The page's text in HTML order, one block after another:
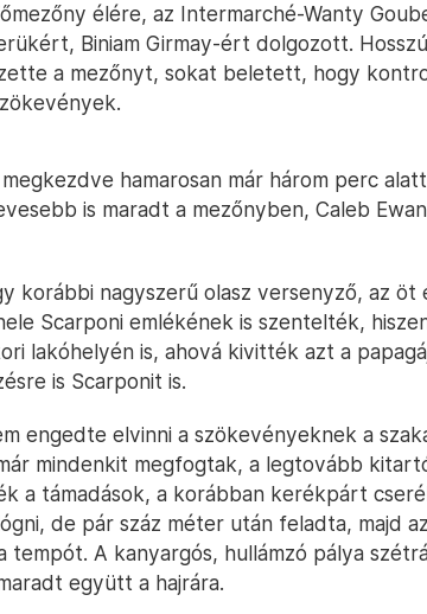
élére, az Intermarché-Wanty
Biniam Girmay-ért dolgozott.
a mezőnyt, sokat beletett, hogy
hamarosan már három perc
is maradt a mezőnyben, Caleb
korábbi nagyszerű olasz versenyző, az öt
Scarponi emlékének is szentelték,
lakóhelyén is, ahová kivitték azt a
is Scarponit is.
engedte elvinni a szökevényeknek a
mindenkit megfogtak, a legtovább
a támadások, a korábban kerékpárt
de pár száz méter után feladta, majd
tempót. A kanyargós, hullámzó pálya
együtt a hajrára.